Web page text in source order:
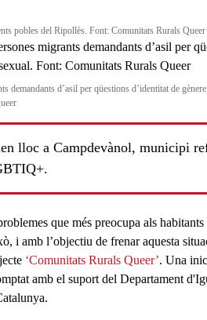
pobles del Ripollès. Font: Comunitats Rurals Queer
demandants d’asil per qüestions d’identitat de
lloc a Campdevànol, municipi
que més preocupa als habitants
i amb l’objectiu de frenar aquesta
‘Comunitats Rurals Queer’. Una
amb el suport del Departament